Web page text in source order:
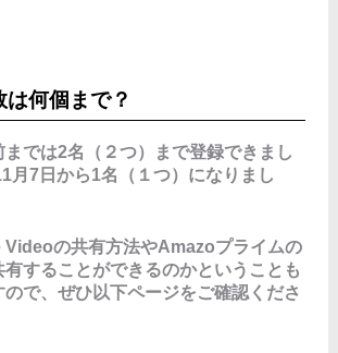
何個まで？
では2名（２つ）まで登録できまし
月7日から1名（１つ）になりまし
Videoの共有方法やAmazoプライムの
することができるのかということも
で、ぜひ以下ページをご確認くださ